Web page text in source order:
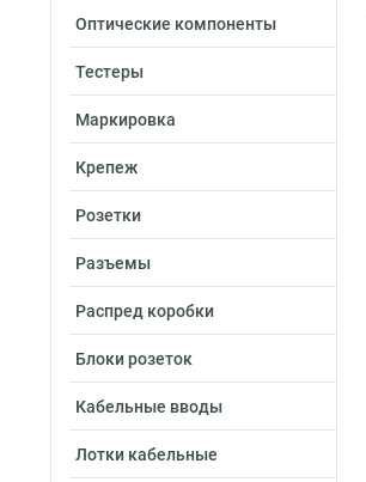
Оптические компоненты
Тестеры
Маркировка
Крепеж
Розетки
Разъемы
Распред коробки
Блоки розеток
Кабельные вводы
Лотки кабельные